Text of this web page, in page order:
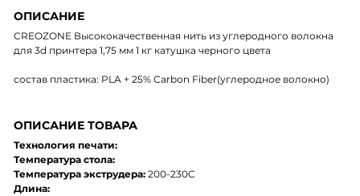
ОПИСАНИЕ
CREOZONE Высококачественная нить из углеродного волокна
для 3d принтера 1,75 мм 1 кг катушка черного цвета
состав пластика: PLA + 25% Carbon Fiber(углеродное волокно)
ОПИСАНИЕ ТОВАРА
Технология печати:
Температура стола:
Температура экструдера: 200-230C
Длина: